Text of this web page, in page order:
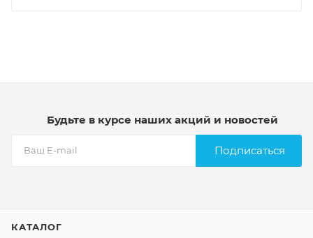
Будьте в курсе наших акций и новостей
Подписаться
КАТАЛОГ